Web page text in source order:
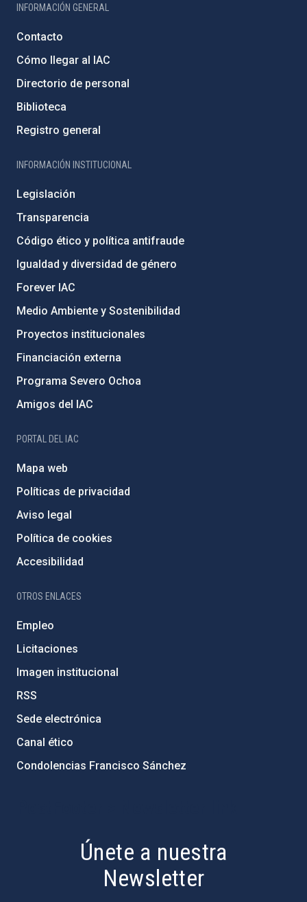
INFORMACIÓN GENERAL
Contacto
Cómo llegar al IAC
Directorio de personal
Biblioteca
Registro general
INFORMACIÓN INSTITUCIONAL
Legislación
Transparencia
Código ético y política antifraude
Igualdad y diversidad de género
Forever IAC
Medio Ambiente y Sostenibilidad
Proyectos institucionales
Financiación externa
Programa Severo Ochoa
Amigos del IAC
PORTAL DEL IAC
Mapa web
Políticas de privacidad
Aviso legal
Política de cookies
Accesibilidad
OTROS ENLACES
Empleo
Licitaciones
Imagen institucional
RSS
Sede electrónica
Canal ético
Condolencias Francisco Sánchez
Únete a nuestra
Newsletter